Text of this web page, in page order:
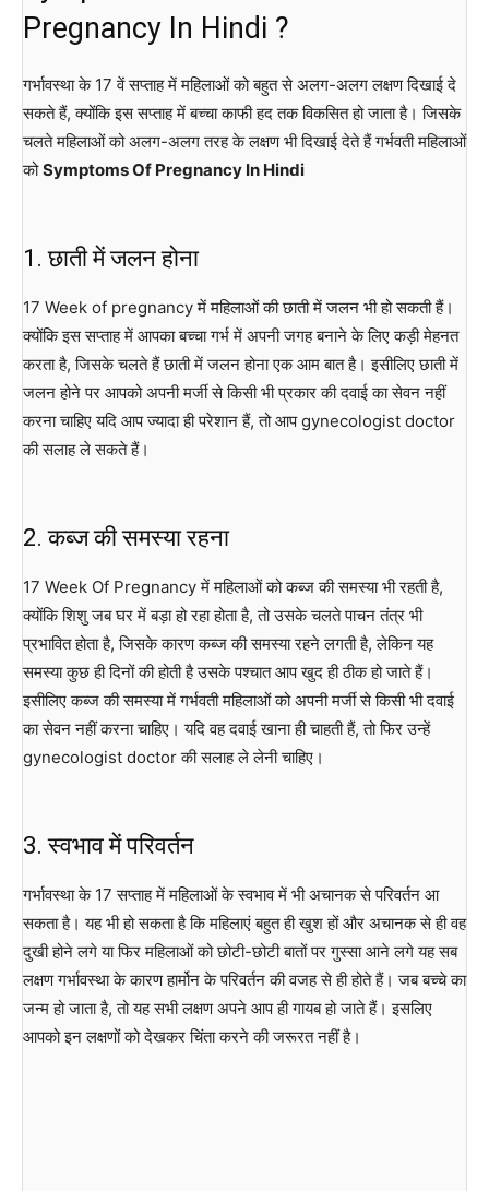
Pregnancy In Hindi ?
गर्भावस्था के 17 वें सप्ताह में महिलाओं को बहुत से अलग-अलग लक्षण दिखाई दे
सकते हैं, क्योंकि इस सप्ताह में बच्चा काफी हद तक विकसित हो जाता है। जिसके
चलते महिलाओं को अलग-अलग तरह के लक्षण भी दिखाई देते हैं गर्भवती महिलाओं
कोSymptoms Of Pregnancy In Hindi
1. छाती में जलन होना
17 Week of pregnancy में महिलाओं की छाती में जलन भी हो सकती हैं।
क्योंकि इस सप्ताह में आपका बच्चा गर्भ में अपनी जगह बनाने के लिए कड़ी मेहनत
करता है, जिसके चलते हैं छाती में जलन होना एक आम बात है। इसीलिए छाती में
जलन होने पर आपको अपनी मर्जी से किसी भी प्रकार की दवाई का सेवन नहीं
करना चाहिए यदि आप ज्यादा ही परेशान हैं, तो आप gynecologist doctor
की सलाह ले सकते हैं।
2. कब्ज की समस्या रहना
17 Week Of Pregnancy में महिलाओं को कब्ज की समस्या भी रहती है,
क्योंकि शिशु जब घर में बड़ा हो रहा होता है, तो उसके चलते पाचन तंत्र भी
प्रभावित होता है, जिसके कारण कब्ज की समस्या रहने लगती है, लेकिन यह
समस्या कुछ ही दिनों की होती है उसके पश्चात आप खुद ही ठीक हो जाते हैं।
इसीलिए कब्ज की समस्या में गर्भवती महिलाओं को अपनी मर्जी से किसी भी दवाई
का सेवन नहीं करना चाहिए। यदि वह दवाई खाना ही चाहती हैं, तो फिर उन्हें
gynecologist doctor की सलाह ले लेनी चाहिए।
3. स्वभाव में परिवर्तन
गर्भावस्था के 17 सप्ताह में महिलाओं के स्वभाव में भी अचानक से परिवर्तन आ
सकता है। यह भी हो सकता है कि महिलाएं बहुत ही खुश हों और अचानक से ही वह
दुखी होने लगे या फिर महिलाओं को छोटी-छोटी बातों पर गुस्सा आने लगे यह सब
लक्षण गर्भावस्था के कारण हार्मोन के परिवर्तन की वजह से ही होते हैं। जब बच्चे का
जन्म हो जाता है, तो यह सभी लक्षण अपने आप ही गायब हो जाते हैं। इसलिए
आपको इन लक्षणों को देखकर चिंता करने की जरूरत नहीं है।